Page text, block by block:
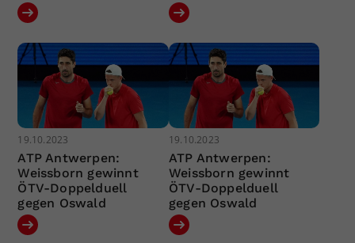
19.10.2023
ATP Antwerpen:
Weissborn gewinnt
ÖTV-Doppelduell
gegen Oswald
19.10.2023
ATP Antwerpen:
Weissborn gewinnt
ÖTV-Doppelduell
gegen Oswald